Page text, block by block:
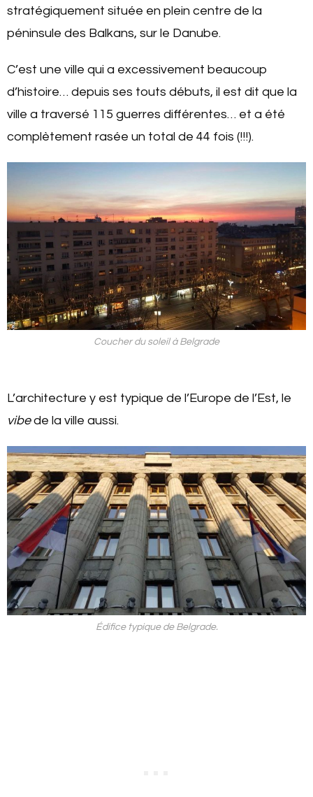
stratégiquement située en plein centre de la
péninsule des Balkans, sur le Danube.
C’est une ville qui a excessivement beaucoup
d’histoire… depuis ses touts débuts, il est dit que la
ville a traversé 115 guerres différentes… et a été
complètement rasée un total de 44 fois (!!!).
Coucher du soleil à Belgrade
L’architecture y est typique de l’Europe de l’Est, le
vibede la ville aussi.
Édifice typique de Belgrade.